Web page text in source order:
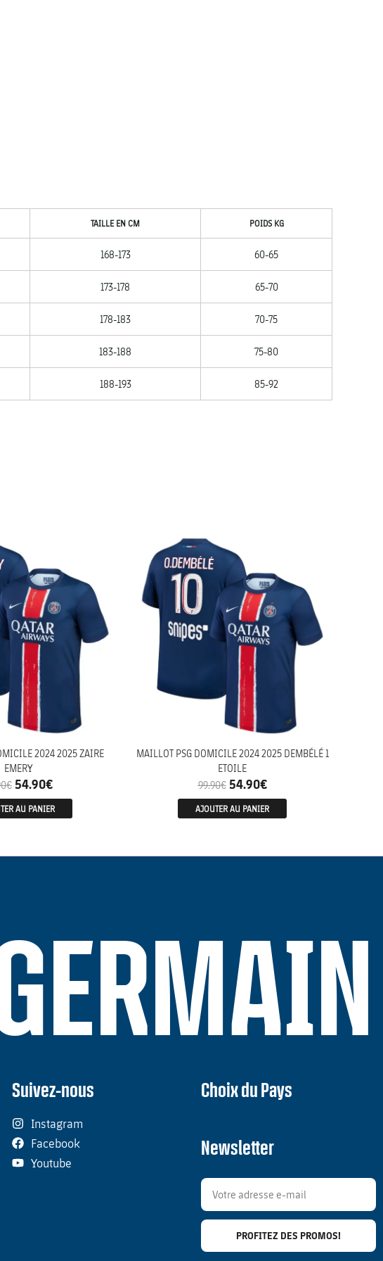
TAILLE EN CM POIDS KG
168-173 60-65
173-178 65-70
178-183 70-75
183-188 75-80
188-193 85-92
2024 2025 ZAIRE
EMERY
€ 54.90€
AU PANIER
MAILLOT PSG DOMICILE 2024 2025 DEMBÉLÉ 1
ETOILE
99.90€ 54.90€
AJOUTER AU PANIER
Suivez-nous
Instagram
Facebook
Youtube
Choix du Pays
Newsletter
PROFITEZ DES PROMOS!